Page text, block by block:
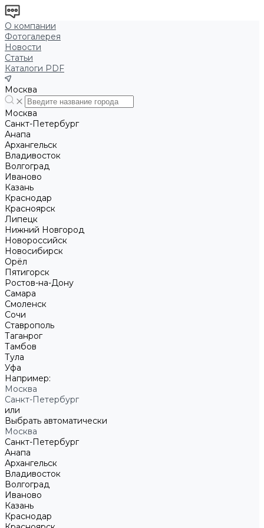
О компании
Фотогалерея
Новости
Статьи
Каталоги PDF
Москва
Москва
Санкт-Петербург
Анапа
Архангельск
Владивосток
Волгоград
Иваново
Казань
Краснодар
Красноярск
Липецк
Нижний Новгород
Новороссийск
Новосибирск
Орёл
Пятигорск
Ростов-на-Дону
Самара
Смоленск
Сочи
Ставрополь
Таганрог
Тамбов
Тула
Уфа
Например:
Москва
Санкт-Петербург
или
Выбрать автоматически
Москва
Санкт-Петербург
Анапа
Архангельск
Владивосток
Волгоград
Иваново
Казань
Краснодар